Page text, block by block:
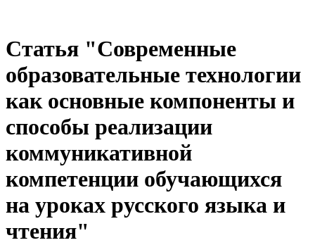
Статья "Современные
образовательные технологии
как основные компоненты и
способы реализации
коммуникативной
компетенции обучающихся
на уроках русского языка и
чтения"